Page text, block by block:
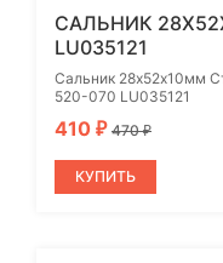
САЛЬНИК
LU035121
Сальник 28х52х10мм
520-070 LU035121
410 ₽ 470₽
КУПИТЬ